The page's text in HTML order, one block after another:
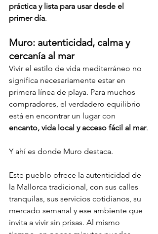
práctica y lista para usar desde el
primer día.
Muro: autenticidad, calma y
cercanía al mar
Vivir el estilo de vida mediterráneo no
significa necesariamente estar en
primera línea de playa. Para muchos
compradores, el verdadero equilibrio
está en encontrar un lugar con
encanto, vida local y acceso fácil al mar.
Y ahí es donde Muro destaca.
Este pueblo ofrece la autenticidad de
la Mallorca tradicional, con sus calles
tranquilas, sus servicios cotidianos, su
mercado semanal y ese ambiente que
invita a vivir sin prisas. Al mismo